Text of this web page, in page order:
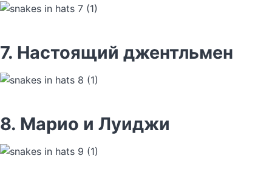
7. Настоящий джентльмен
8. Марио и Луиджи